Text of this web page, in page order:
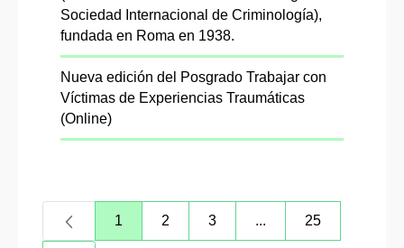
Sociedad Internacional de Criminología),
fundada en Roma en 1938.
Nueva edición del Posgrado Trabajar con
Víctimas de Experiencias Traumáticas
(Online)
Página
1
Página
2
Página
3 ...
Páginas intermedias
Página
25